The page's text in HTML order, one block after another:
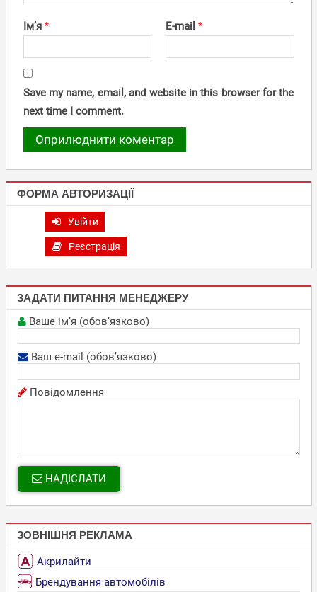
Ім’я * E-mail *
Save my name, email, and website in this browser for the
next time I comment.
ФОРМА АВТОРИЗАЦІЇ
Увійти
Реєстрація
ЗАДАТИ ПИТАННЯ МЕНЕДЖЕРУ
Ваше ім’я (обов’язково)
Ваш e-mail (обов’язково)
Повідомлення
НАДІСЛАТИ
ЗОВНІШНЯ РЕКЛАМА
Акрилайти
Брендування автомобілів